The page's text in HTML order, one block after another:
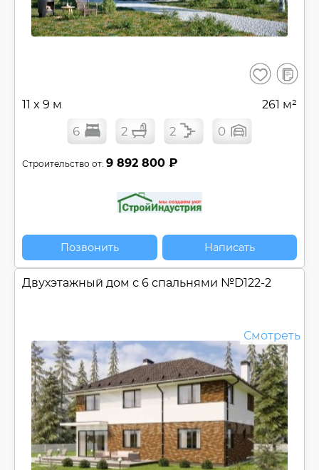
Сохранить
В
11 x 9 м 261 м²
6 2 2 0
Строительство от: 9 892 800 ₽
Позвонить Написать
Двухэтажный дом с 6 спальнями №D122-2
Смотреть